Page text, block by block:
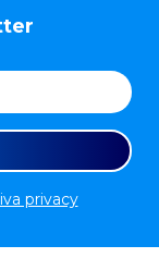
privacy